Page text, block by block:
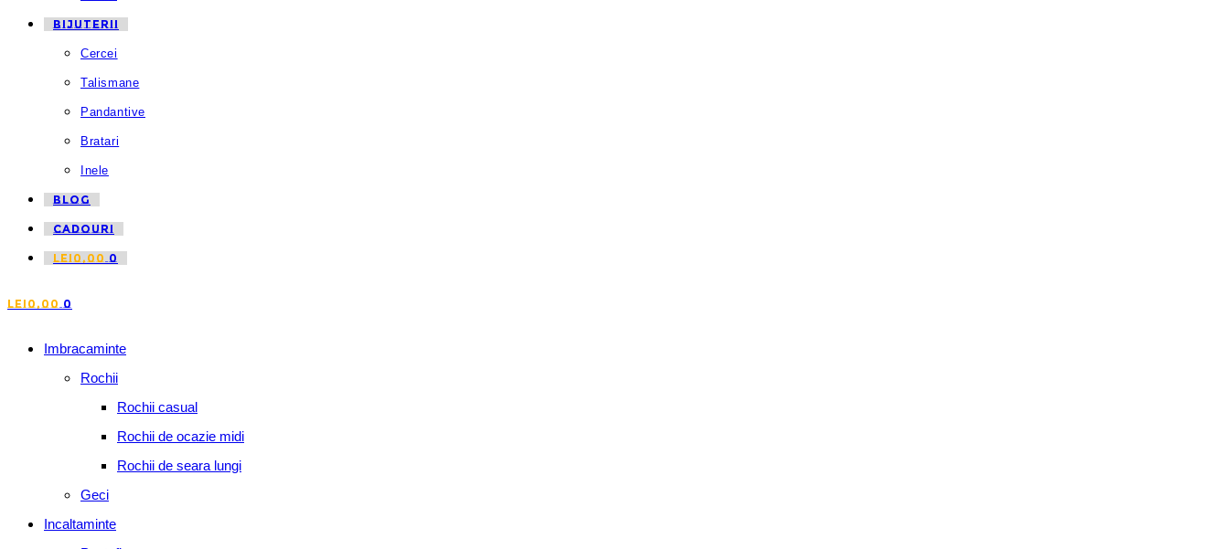
BIJUTERII
Cercei
Talismane
Pandantive
Bratari
Inele
BLOG
CADOURI
LEI0,00 0
LEI0,00 0
Imbracaminte
Rochii
Rochii casual
Rochii de ocazie midi
Rochii de seara lungi
Geci
Incaltaminte